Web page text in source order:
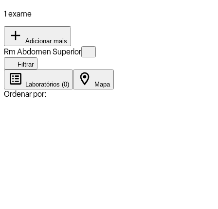
1 exame
Adicionar mais
Rm Abdomen Superior
Filtrar
Laboratórios (0) Mapa
Ordenar por: